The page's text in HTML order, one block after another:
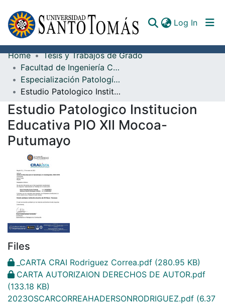
Log In
Communities & Collections
All of DSpace
Documents
Home
Tesis y Trabajos de Grado
Facultad de Ingeniería Civil
Especialización Patología de la Construcción
Estudio Patologico Institucion Educativa PIO XII Mocoa-Putumayo
Estudio Patologico Institucion
Educativa PIO XII Mocoa-
Putumayo
Files
_CARTA CRAI Rodriguez Correa.pdf (280.95 KB)
CARTA AUTORIZAION DERECHOS DE AUTOR.pdf
(133.18 KB)
2023OSCARCORREAHADERSONRODRIGUEZ.pdf (6.37